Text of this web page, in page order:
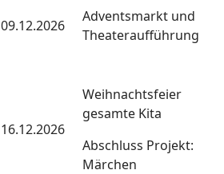
09.12.2026
Adventsmarkt und
Theateraufführung
16.12.2026
Weihnachtsfeier
gesamte Kita
Abschluss Projekt:
Märchen